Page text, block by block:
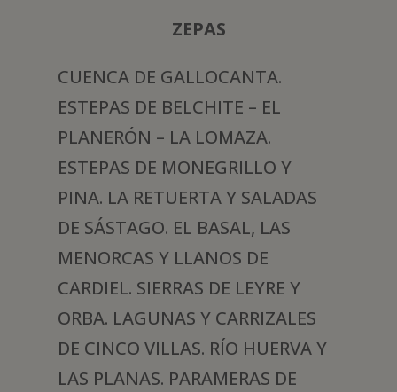
ZEPAS
CUENCA DE GALLOCANTA.
ESTEPAS DE BELCHITE – EL
PLANERÓN – LA LOMAZA.
ESTEPAS DE MONEGRILLO Y
PINA. LA RETUERTA Y SALADAS
DE SÁSTAGO. EL BASAL, LAS
MENORCAS Y LLANOS DE
CARDIEL. SIERRAS DE LEYRE Y
ORBA. LAGUNAS Y CARRIZALES
DE CINCO VILLAS. RÍO HUERVA Y
LAS PLANAS. PARAMERAS DE